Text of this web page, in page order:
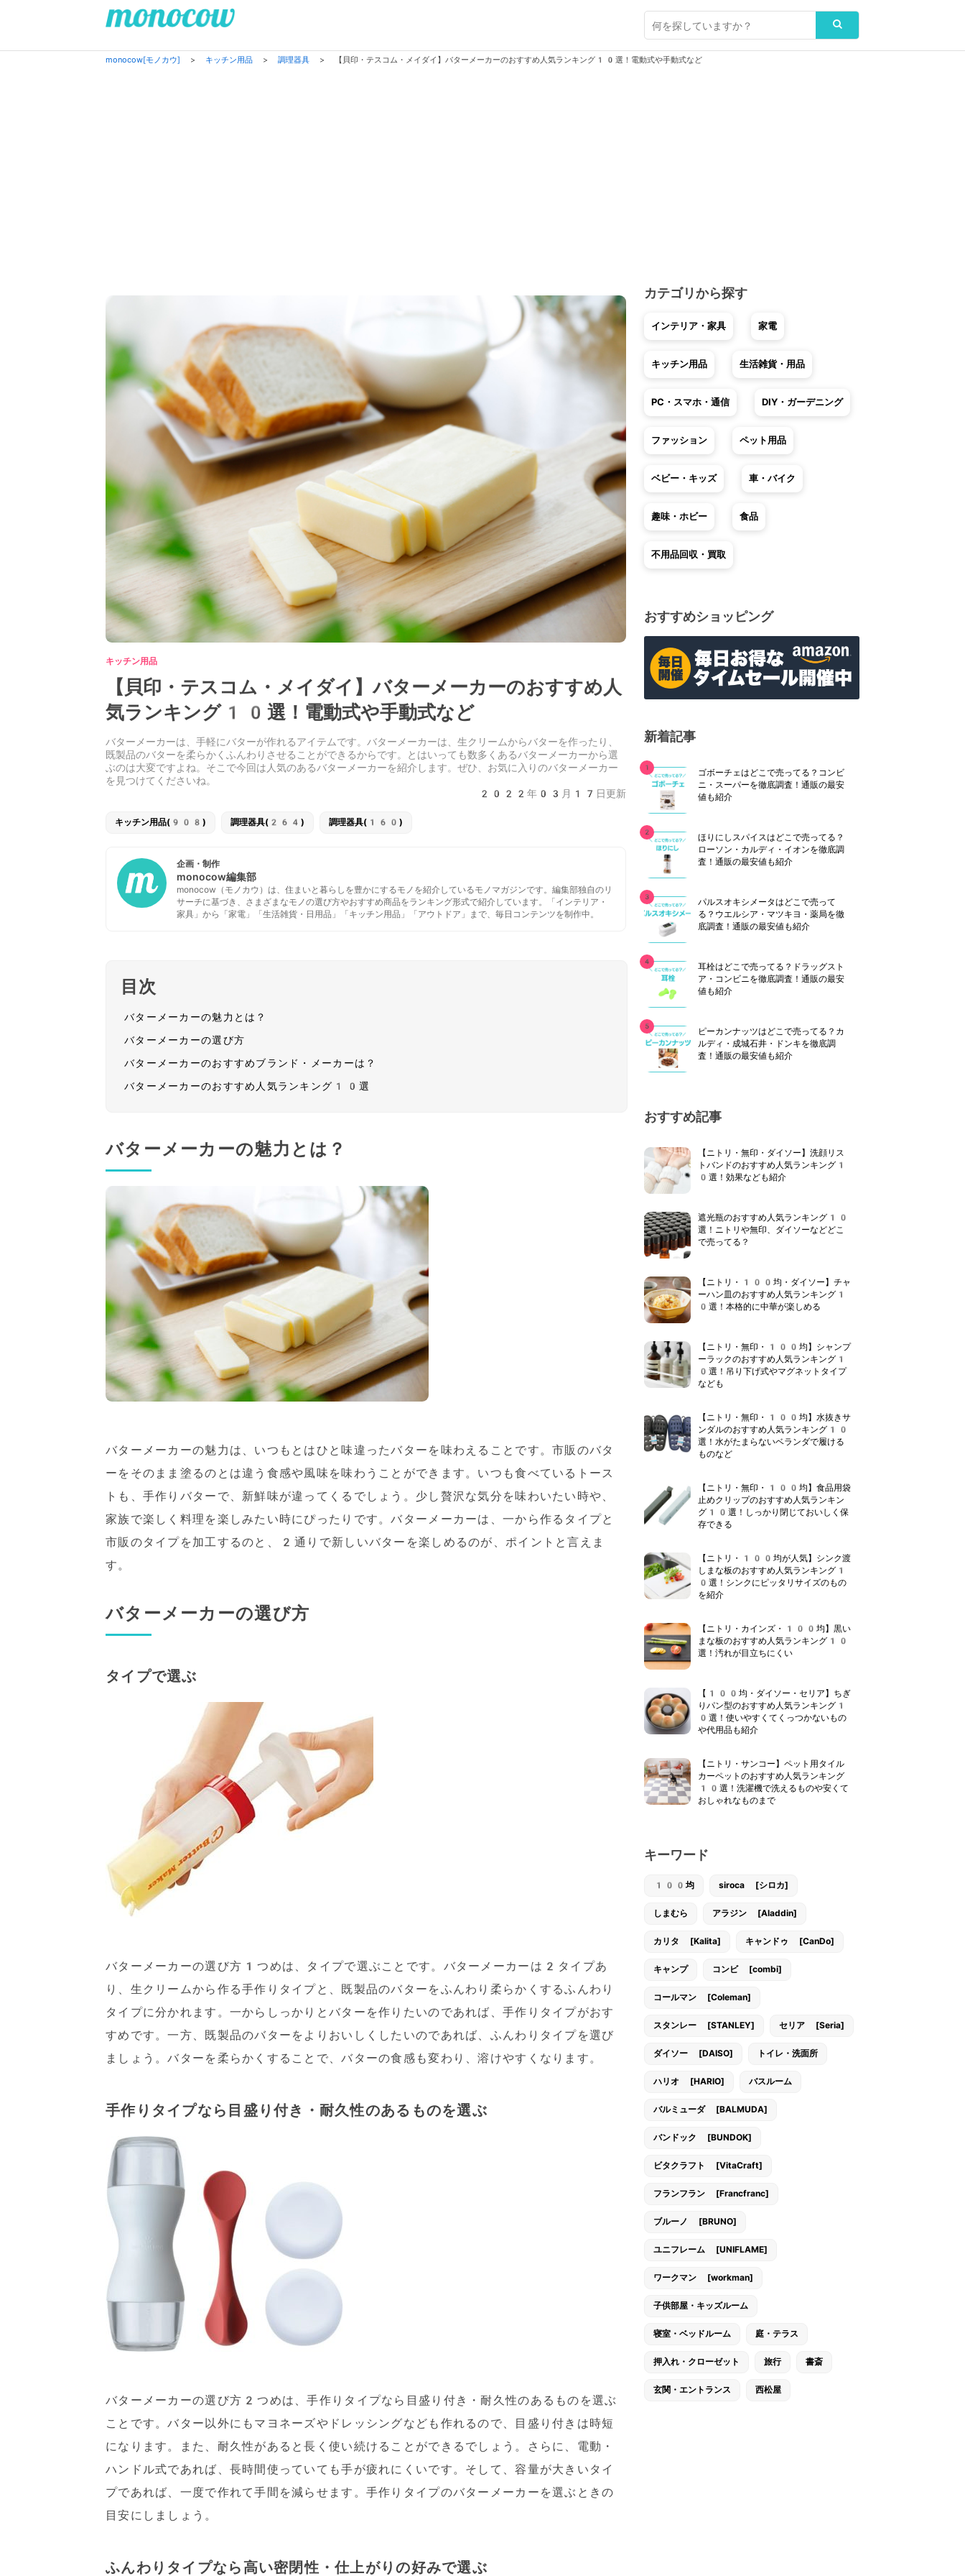
monocow[モノカウ] > キッチン用品 > 調理器具 > 【貝印・テスコム・メイダイ】バターメーカーのおすすめ人気ランキング10選！電動式や手動式など
キッチン用品
【貝印・テスコム・メイダイ】バターメーカーのおすすめ人
気ランキング10選！電動式や手動式など
バターメーカーは、手軽にバターが作れるアイテムです。バターメーカーは、生クリームからバターを作ったり、
既製品のバターを柔らかくふんわりさせることができるからです。とはいっても数多くあるバターメーカーから選
ぶのは大変ですよね。そこで今回は人気のあるバターメーカーを紹介します。ぜひ、お気に入りのバターメーカー
を見つけてくださいね。
2022年03月17日更新
キッチン用品(908) 調理器具(264) 調理器具(160)
企画・制作
monocow編集部
monocow（モノカウ）は、住まいと暮らしを豊かにするモノを紹介しているモノマガジンです。編集部独自のリ
サーチに基づき、さまざまなモノの選び方やおすすめ商品をランキング形式で紹介しています。「インテリア・
家具」から「家電」「生活雑貨・日用品」「キッチン用品」「アウトドア」まで、毎日コンテンツを制作中。
目次
バターメーカーの魅力とは？
バターメーカーの選び方
バターメーカーのおすすめブランド・メーカーは？
バターメーカーのおすすめ人気ランキング10選
バターメーカーの魅力とは？
バターメーカーの魅力は、いつもとはひと味違ったバターを味わえることです。市販のバタ
ーをそのまま塗るのとは違う食感や風味を味わうことができます。いつも食べているトース
トも、手作りバターで、新鮮味が違ってくるでしょう。少し贅沢な気分を味わいたい時や、
家族で楽しく料理を楽しみたい時にぴったりです。バターメーカーは、一から作るタイプと
市販のタイプを加工するのと、2通りで新しいバターを楽しめるのが、ポイントと言えま
す。
バターメーカーの選び方
タイプで選ぶ
バターメーカーの選び方1つめは、タイプで選ぶことです。バターメーカーは2タイプあ
り、生クリームから作る手作りタイプと、既製品のバターをふんわり柔らかくするふんわり
タイプに分かれます。一からしっかりとバターを作りたいのであれば、手作りタイプがおす
すめです。一方、既製品のバターをよりおいしくしたいのであれば、ふんわりタイプを選び
ましょう。バターを柔らかくすることで、バターの食感も変わり、溶けやすくなります。
手作りタイプなら目盛り付き・耐久性のあるものを選ぶ
バターメーカーの選び方2つめは、手作りタイプなら目盛り付き・耐久性のあるものを選ぶ
ことです。バター以外にもマヨネーズやドレッシングなども作れるので、目盛り付きは時短
になります。また、耐久性があると長く使い続けることができるでしょう。さらに、電動・
ハンドル式であれば、長時間使っていても手が疲れにくいです。そして、容量が大きいタイ
プであれば、一度で作れて手間を減らせます。手作りタイプのバターメーカーを選ぶときの
目安にしましょう。
ふんわりタイプなら高い密閉性・仕上がりの好みで選ぶ
カテゴリから探す
インテリア・家具 家電
キッチン用品 生活雑貨・用品
PC・スマホ・通信 DIY・ガーデニング
ファッション ペット用品
ベビー・キッズ 車・バイク
趣味・ホビー 食品
不用品回収・買取
おすすめショッピング
新着記事
ゴボーチェはどこで売ってる？コンビ
ニ・スーパーを徹底調査！通販の最安
値も紹介
ほりにしスパイスはどこで売ってる？
ローソン・カルディ・イオンを徹底調
査！通販の最安値も紹介
パルスオキシメータはどこで売って
る？ウエルシア・マツキヨ・薬局を徹
底調査！通販の最安値も紹介
耳栓はどこで売ってる？ドラッグスト
ア・コンビニを徹底調査！通販の最安
値も紹介
ピーカンナッツはどこで売ってる？カ
ルディ・成城石井・ドンキを徹底調
査！通販の最安値も紹介
おすすめ記事
【ニトリ・無印・ダイソー】洗顔リス
トバンドのおすすめ人気ランキング1
0選！効果なども紹介
遮光瓶のおすすめ人気ランキング10
選！ニトリや無印、ダイソーなどどこ
で売ってる？
【ニトリ・100均・ダイソー】チャ
ーハン皿のおすすめ人気ランキング1
0選！本格的に中華が楽しめる
【ニトリ・無印・100均】シャンプ
ーラックのおすすめ人気ランキング1
0選！吊り下げ式やマグネットタイプ
なども
【ニトリ・無印・100均】水抜きサ
ンダルのおすすめ人気ランキング10
選！水がたまらないベランダで履ける
ものなど
【ニトリ・無印・100均】食品用袋
止めクリップのおすすめ人気ランキン
グ10選！しっかり閉じておいしく保
存できる
【ニトリ・100均が人気】シンク渡
しまな板のおすすめ人気ランキング1
0選！シンクにピッタリサイズのもの
を紹介
【ニトリ・カインズ・100均】黒い
まな板のおすすめ人気ランキング10
選！汚れが目立ちにくい
【100均・ダイソー・セリア】ちぎ
りパン型のおすすめ人気ランキング1
0選！使いやすくてくっつかないもの
や代用品も紹介
【ニトリ・サンコー】ペット用タイル
カーペットのおすすめ人気ランキング
10選！洗濯機で洗えるものや安くて
おしゃれなものまで
キーワード
100均 siroca [シロカ]
しまむら アラジン [Aladdin]
カリタ [Kalita] キャンドゥ [CanDo]
キャンプ コンビ [combi]
コールマン [Coleman]
スタンレー [STANLEY] セリア [Seria]
ダイソー [DAISO] トイレ・洗面所
ハリオ [HARIO] バスルーム
バルミューダ [BALMUDA]
バンドック [BUNDOK]
ビタクラフト [VitaCraft]
フランフラン [Francfranc]
ブルーノ [BRUNO]
ユニフレーム [UNIFLAME]
ワークマン [workman]
子供部屋・キッズルーム
寝室・ベッドルーム 庭・テラス
押入れ・クローゼット 旅行 書斎
玄関・エントランス 西松屋